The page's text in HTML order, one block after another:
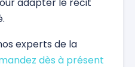
experts de la
dès à présent